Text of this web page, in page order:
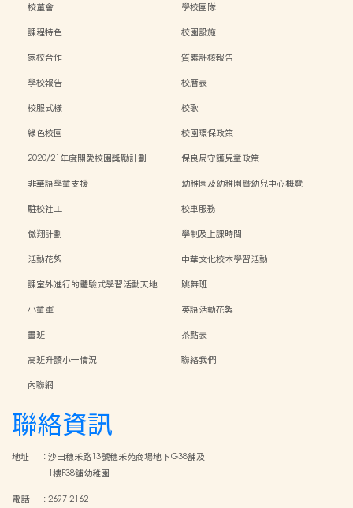
校董會
學校團隊
課程特色
校園設施
家校合作
質素評核報告
學校報告
校曆表
校服式樣
校歌
綠色校園
校園環保政策
2020/21年度關愛校園獎勵計劃
保良局守護兒童政策
非華語學童支援
幼稚園及幼稚園暨幼兒中心概覽
駐校社工
校車服務
傲翔計劃
學制及上課時間
活動花絮
中華文化校本學習活動
課室外進行的體驗式學習活動天地
跳舞班
小童軍
英語活動花絮
畫班
茶點表
高班升讀小一情況
聯絡我們
內聯網
聯絡資訊
地址 :沙田穗禾路13號穗禾苑商場地下G38舖及
1樓F38舖幼稚園
電話 :2697 2162